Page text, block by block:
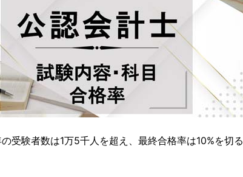
受験者数は1万5千人を超え、最終合格率は10%を切る